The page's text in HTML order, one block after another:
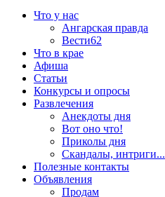
Что у нас
Ангарская правда
Вести62
Что в крае
Афиша
Статьи
Конкурсы и опросы
Развлечения
Анекдоты дня
Вот оно что!
Приколы дня
Скандалы, интриги...
Полезные контакты
Объявления
Продам